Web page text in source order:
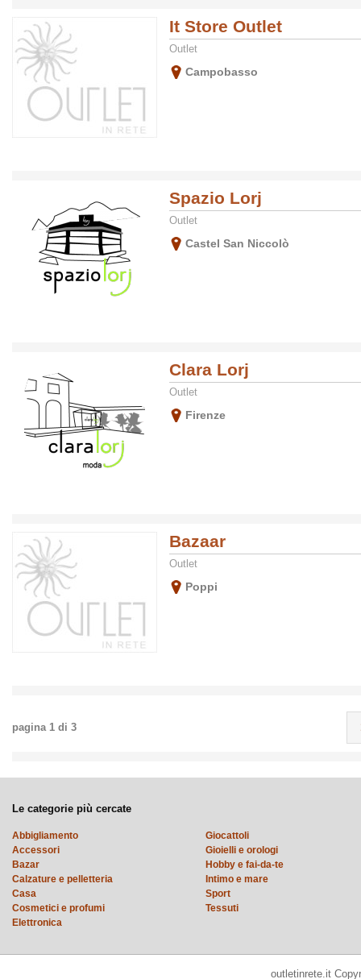
It Store Outlet
Outlet
Campobasso
Spazio Lorj
Outlet
Castel San Niccolò
Clara Lorj
Outlet
Firenze
Bazaar
Outlet
Poppi
pagina 1 di 3
Le categorie più cercate
Abbigliamento
Accessori
Bazar
Calzature e pelletteria
Casa
Cosmetici e profumi
Elettronica
Giocattoli
Gioielli e orologi
Hobby e fai-da-te
Intimo e mare
Sport
Tessuti
outletinrete.it